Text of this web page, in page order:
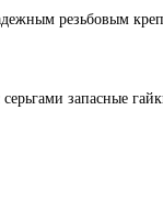
резьбовым
запасные